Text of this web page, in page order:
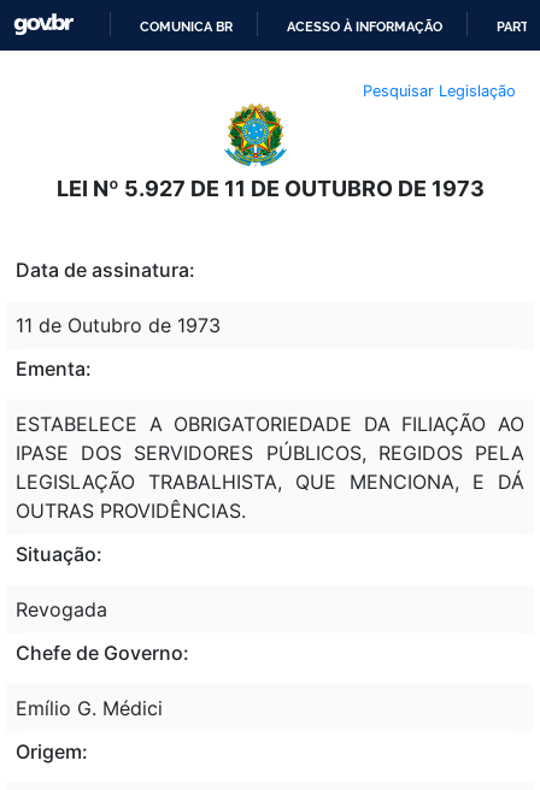
O
CONTEÚDO
COMUNICA BR ACESSO À INFORMAÇÃO
Pesquisar Legislação
LEI Nº 5.927 DE 11 DE OUTUBRO DE 1973
Data de assinatura:
11 de Outubro de 1973
Ementa:
ESTABELECE A OBRIGATORIEDADE DA FILIAÇÃO AO
IPASE DOS SERVIDORES PÚBLICOS, REGIDOS PELA
LEGISLAÇÃO TRABALHISTA, QUE MENCIONA, E DÁ
OUTRAS PROVIDÊNCIAS.
Situação:
Revogada
Chefe de Governo:
Emílio G. Médici
Origem: